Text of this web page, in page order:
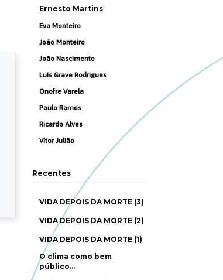
Ernesto Martins
Eva Monteiro
João Monteiro
João Nascimento
Luís Grave Rodrigues
Onofre Varela
Paulo Ramos
Ricardo Alves
Vítor Julião
Recentes
VIDA DEPOIS DA MORTE (3)
VIDA DEPOIS DA MORTE (2)
VIDA DEPOIS DA MORTE (1)
O clima como bem
público…